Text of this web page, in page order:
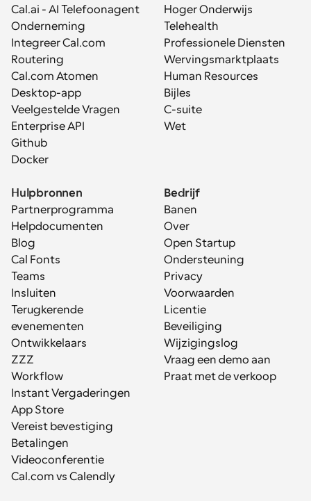
Cal.ai - AI Telefoonagent
Onderneming
Integreer Cal.com
Routering
Cal.com Atomen
Desktop-app
Veelgestelde Vragen
Enterprise API
Github
Docker
Hoger Onderwijs
Telehealth
Professionele Diensten
Wervingsmarktplaats
Human Resources
Bijles
C-suite
Wet
Hulpbronnen
Partnerprogramma
Helpdocumenten
Blog
Cal Fonts
Teams
Insluiten
Terugkerende
evenementen
Ontwikkelaars
ZZZ
Workflow
Instant Vergaderingen
App Store
Vereist bevestiging
Betalingen
Videoconferentie
Cal.com vs Calendly
Bedrijf
Banen
Over
Open Startup
Ondersteuning
Privacy
Voorwaarden
Licentie
Beveiliging
Wijzigingslog
Vraag een demo aan
Praat met de verkoop